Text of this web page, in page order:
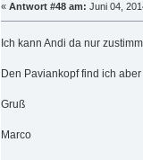
« Antwort #48 am: Juni 04,
Ich kann Andi da nur
Den Paviankopf find ich
Gruß
Marco